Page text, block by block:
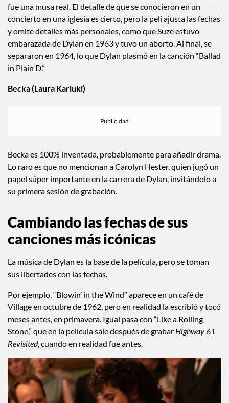
fue una musa real. El detalle de que se conocieron en un
concierto en una iglesia es cierto, pero la peli ajusta las fechas
y omite detalles más personales, como que Suze estuvo
embarazada de Dylan en 1963 y tuvo un aborto. Al final, se
separaron en 1964, lo que Dylan plasmó en la canción “Ballad
in Plain D.”
Becka (Laura Kariuki)
Becka es 100% inventada, probablemente para añadir drama.
Lo raro es que no mencionan a Carolyn Hester, quien jugó un
papel súper importante en la carrera de Dylan, invitándolo a
su primera sesión de grabación.
Cambiando las fechas de sus
canciones más icónicas
La música de Dylan es la base de la película, pero se toman
sus libertades con las fechas.
Por ejemplo, “Blowin’ in the Wind” aparece en un café de
Village en octubre de 1962, pero en realidad la escribió y tocó
meses antes, en primavera. Igual pasa con “Like a Rolling
Stone,” que en la película sale después de grabar Highway 61
Revisited, cuando en realidad fue antes.